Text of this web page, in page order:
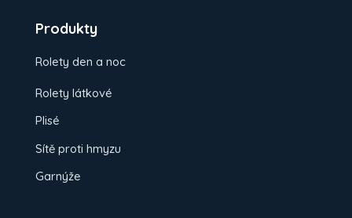
Produkty
Rolety den a noc
Rolety látkové
Plisé
Sítě proti hmyzu
Garnýže